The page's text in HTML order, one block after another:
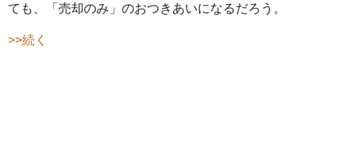
ても、「売却のみ」のおつきあいになるだろう。
>>続く